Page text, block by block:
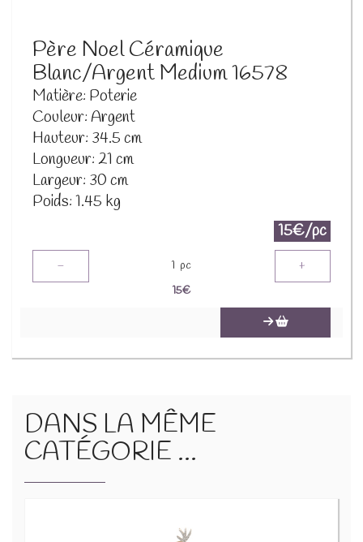
Père Noel Céramique
Blanc/Argent Medium 16578
Matière: Poterie
Couleur: Argent
Hauteur: 34.5 cm
Longueur: 21 cm
Largeur: 30 cm
Poids: 1.45 kg
15€/pc
- 1 pc +
15€
DANS LA MÊME
CATÉGORIE ...